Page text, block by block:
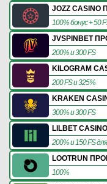
JOZZ
100% бонус + 50
JVSPINBET
200% и 300 FS
KILOGRAM
200 FS и 325%
KRAKEN
300% и 300 FS
LILBET
200% и 150 FS
LOOTRUN
100%